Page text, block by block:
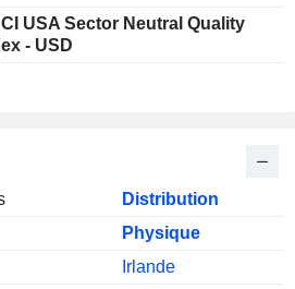
USA Sector Neutral Quality
- USD
Distribution
Physique
Irlande